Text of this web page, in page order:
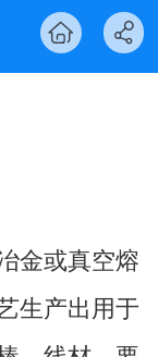
金或真空熔
生产出用于